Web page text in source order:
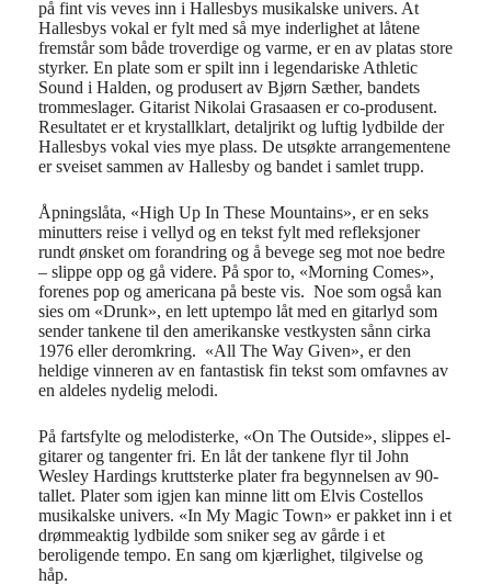
på fint vis veves inn i Hallesbys musikalske univers. At
Hallesbys vokal er fylt med så mye inderlighet at låtene
fremstår som både troverdige og varme, er en av platas store
styrker. En plate som er spilt inn i legendariske Athletic
Sound i Halden, og produsert av Bjørn Sæther, bandets
trommeslager. Gitarist Nikolai Grasaasen er co-produsent.
Resultatet er et krystallklart, detaljrikt og luftig lydbilde der
Hallesbys vokal vies mye plass. De utsøkte arrangementene
er sveiset sammen av Hallesby og bandet i samlet trupp.
Åpningslåta, «High Up In These Mountains», er en seks
minutters reise i vellyd og en tekst fylt med refleksjoner
rundt ønsket om forandring og å bevege seg mot noe bedre
– slippe opp og gå videre. På spor to, «Morning Comes»,
forenes pop og americana på beste vis. Noe som også kan
sies om «Drunk», en lett uptempo låt med en gitarlyd som
sender tankene til den amerikanske vestkysten sånn cirka
1976 eller deromkring. «All The Way Given», er den
heldige vinneren av en fantastisk fin tekst som omfavnes av
en aldeles nydelig melodi.
På fartsfylte og melodisterke, «On The Outside», slippes el-
gitarer og tangenter fri. En låt der tankene flyr til John
Wesley Hardings kruttsterke plater fra begynnelsen av 90-
tallet. Plater som igjen kan minne litt om Elvis Costellos
musikalske univers. «In My Magic Town» er pakket inn i et
drømmeaktig lydbilde som sniker seg av gårde i et
beroligende tempo. En sang om kjærlighet, tilgivelse og
håp.